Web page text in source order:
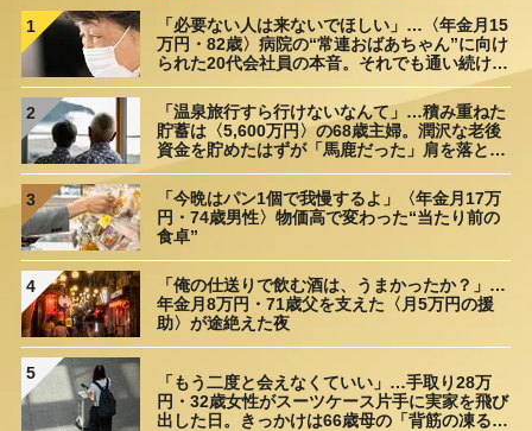
1
「必要ない人は来ないでほしい」…〈年金月15
万円・82歳〉病院の“常連おばあちゃん”に向け
られた20代会社員の本音。それでも通い続ける
2
「温泉旅行すら行けないなんて」…積み重ねた
貯蓄は〈5,600万円〉の68歳主婦。潤沢な老後
資金を貯めたはずが「馬鹿だった」肩を落とす
3
「今晩はパン1個で我慢するよ」〈年金月17万
円・74歳男性〉物価高で変わった“当たり前の
食卓”
4
「俺の仕送りで飲む酒は、うまかったか？」…
年金月8万円・71歳父を支えた〈月5万円の援
助〉が途絶えた夜
5
「もう二度と会えなくていい」…手取り28万
円・32歳女性がスーツケース片手に実家を飛び
出した日。きっかけは66歳母の「背筋の凍る一